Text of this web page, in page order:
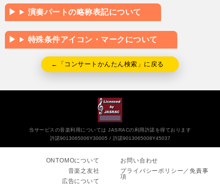
演奏パートの略称表記について
特殊条件アイコン・マークについて
←「コンサートかんたん検索」に戻る
当サービスの音楽利用については JASRACの利用許諾を得ております
許諾9013065006Y30005
許諾9013065008Y45037
ONTOMOについて
音楽之友社
広告について
お問い合わせ
プライバシーポリシー／免責事
項